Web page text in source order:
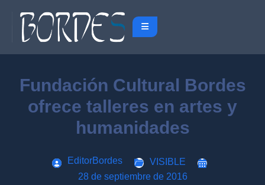
Fundación Cultural Bordes
ofrece talleres en artes y
humanidades
EditorBordes
VISIBLE
28 de septiembre de 2016